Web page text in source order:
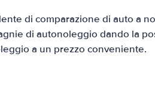
di comparazione di auto a
di autonoleggio dando la
a un prezzo conveniente.